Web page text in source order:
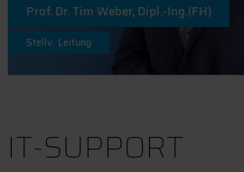
Prof. Dr. Tim Weber, Dipl.-Ing.(FH)
Stellv. Leitung
IT-SUPPORT